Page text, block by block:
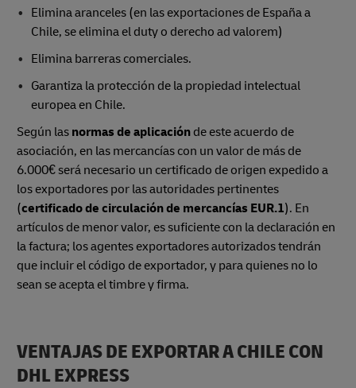
Elimina aranceles (en las exportaciones de España a
Chile, se elimina el duty o derecho ad valorem)
Elimina barreras comerciales.
Garantiza la protección de la propiedad intelectual
europea en Chile.
Según las normas de aplicación de este acuerdo de
asociación, en las mercancías con un valor de más de
6.000€ será necesario un certificado de origen expedido a
los exportadores por las autoridades pertinentes
(certificado de circulación de mercancías EUR.1). En
artículos de menor valor, es suficiente con la declaración en
la factura; los agentes exportadores autorizados tendrán
que incluir el código de exportador, y para quienes no lo
sean se acepta el timbre y firma.
VENTAJAS DE EXPORTAR A CHILE CON
DHL EXPRESS